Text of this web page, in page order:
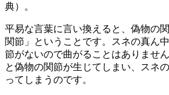
典）。
平易な言葉に言い換えると、偽物の
関節」ということです。スネの真ん
節がないので曲がることはありませ
と偽物の関節が生じてしまい、スネ
ってしまうのです。